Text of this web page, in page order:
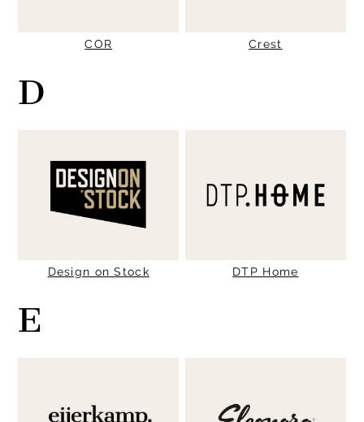
COR Crest
D
Design on Stock DTP Home
E